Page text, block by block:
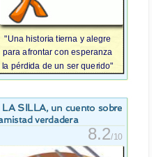
"Una historia tierna y alegre
para afrontar con esperanza
la pérdida de un ser querido"
LA SILLA, un cuento sobre
verdadera
8.2/10